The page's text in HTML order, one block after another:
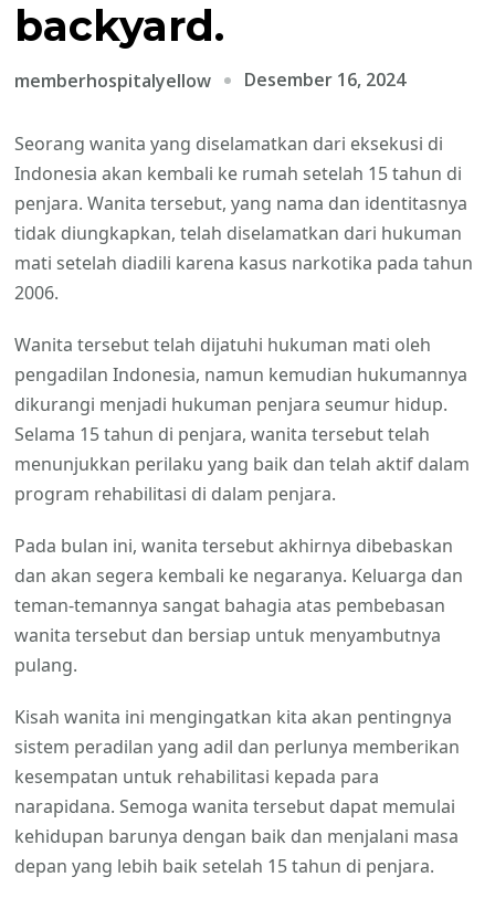
backyard.
memberhospitalyellow Desember 16, 2024
Seorang wanita yang diselamatkan dari eksekusi di
Indonesia akan kembali ke rumah setelah 15 tahun di
penjara. Wanita tersebut, yang nama dan identitasnya
tidak diungkapkan, telah diselamatkan dari hukuman
mati setelah diadili karena kasus narkotika pada tahun
2006.
Wanita tersebut telah dijatuhi hukuman mati oleh
pengadilan Indonesia, namun kemudian hukumannya
dikurangi menjadi hukuman penjara seumur hidup.
Selama 15 tahun di penjara, wanita tersebut telah
menunjukkan perilaku yang baik dan telah aktif dalam
program rehabilitasi di dalam penjara.
Pada bulan ini, wanita tersebut akhirnya dibebaskan
dan akan segera kembali ke negaranya. Keluarga dan
teman-temannya sangat bahagia atas pembebasan
wanita tersebut dan bersiap untuk menyambutnya
pulang.
Kisah wanita ini mengingatkan kita akan pentingnya
sistem peradilan yang adil dan perlunya memberikan
kesempatan untuk rehabilitasi kepada para
narapidana. Semoga wanita tersebut dapat memulai
kehidupan barunya dengan baik dan menjalani masa
depan yang lebih baik setelah 15 tahun di penjara.